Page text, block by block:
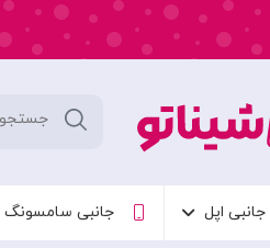
جانبی اپل جانبی سامسونگ